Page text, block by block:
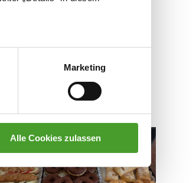
Marketing
Alle Cookies zulassen